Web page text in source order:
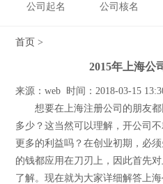
公司起名 公司核名
首页 >
2015年上海公
来源：web 时间：2018-03-15
想要在上海注册公司的朋友都
多少？这当然可以理解，开公司
更多的利益吗？在创业初期，必
的钱都应用在刀刃上，因此首先
了解。现在就为大家详细解答上